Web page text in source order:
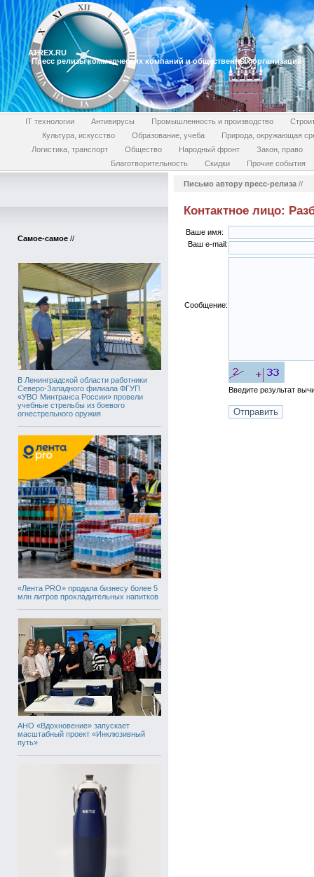
ATREX.RU
Пресс релизы коммерческих компаний и общественных организаций
IT технологии Антивирусы Промышленность и производство
Культура, искусство
Образование, учеба
Природа, окружающая
Логистика, транспорт
Общество Народный фронт
Закон, право
Благотворительность
Скидки Прочие события
Самое-самое //
В Ленинградской области работники
Северо-Западного филиала ФГУП
«УВО Минтранса России» провели
учебные стрельбы из боевого
огнестрельного оружия
«Лента PRO» продала бизнесу более 5
млн литров прохладительных напитков
АНО «Вдохновение» запускает
масштабный проект «Инклюзивный
путь»
Письмо автору пресс-релиза //
Контактное лицо:
Ваше имя:
Ваш e-mail:
Сообщение:
Введите результат